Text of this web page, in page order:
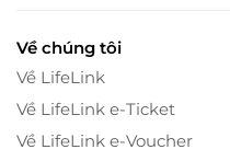
Về chúng tôi
Về LifeLink
Về LifeLink e-Ticket
Về LifeLink e-Voucher